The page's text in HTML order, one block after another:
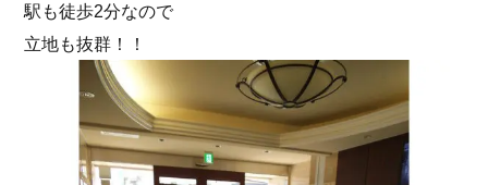
駅も徒歩2分なので
立地も抜群！！